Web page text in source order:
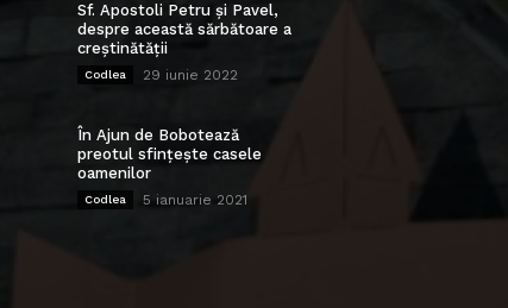
Sf. Apostoli Petru și Pavel,
despre această sărbătoare a
creștinătății
Codlea 29 iunie 2022
În Ajun de Bobotează
preotul sfințește casele
oamenilor
Codlea 5 ianuarie 2021